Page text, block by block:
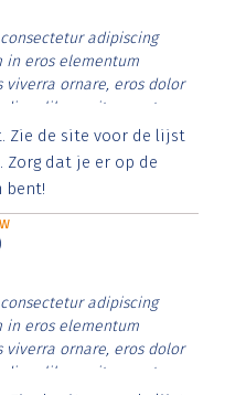
adipiscing
in eros elementum
viverra ornare, eros dolor
libero vitae erat.
cursus id rutrum lorem
tristique posuere.
Zie de site voor de lijst
Zorg dat je er op de
bent!
adipiscing
in eros elementum
viverra ornare, eros dolor
libero vitae erat.